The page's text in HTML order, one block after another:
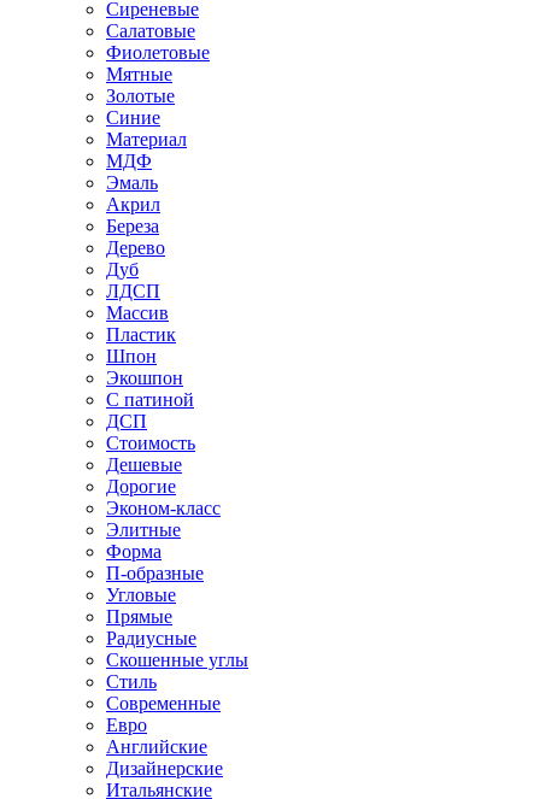
Сиреневые
Салатовые
Фиолетовые
Мятные
Золотые
Синие
Материал
МДФ
Эмаль
Акрил
Береза
Дерево
Дуб
ЛДСП
Массив
Пластик
Шпон
Экошпон
С патиной
ДСП
Стоимость
Дешевые
Дорогие
Эконом-класс
Элитные
Форма
П-образные
Угловые
Прямые
Радиусные
Скошенные углы
Стиль
Современные
Евро
Английские
Дизайнерские
Итальянские